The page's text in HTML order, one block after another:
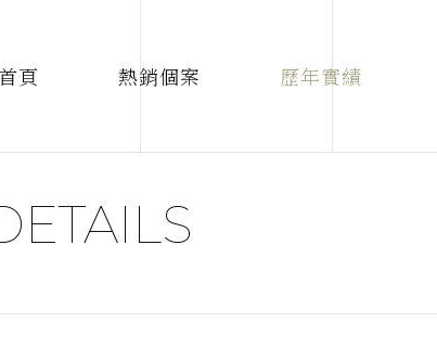
頁 熱銷個案 歷年實績